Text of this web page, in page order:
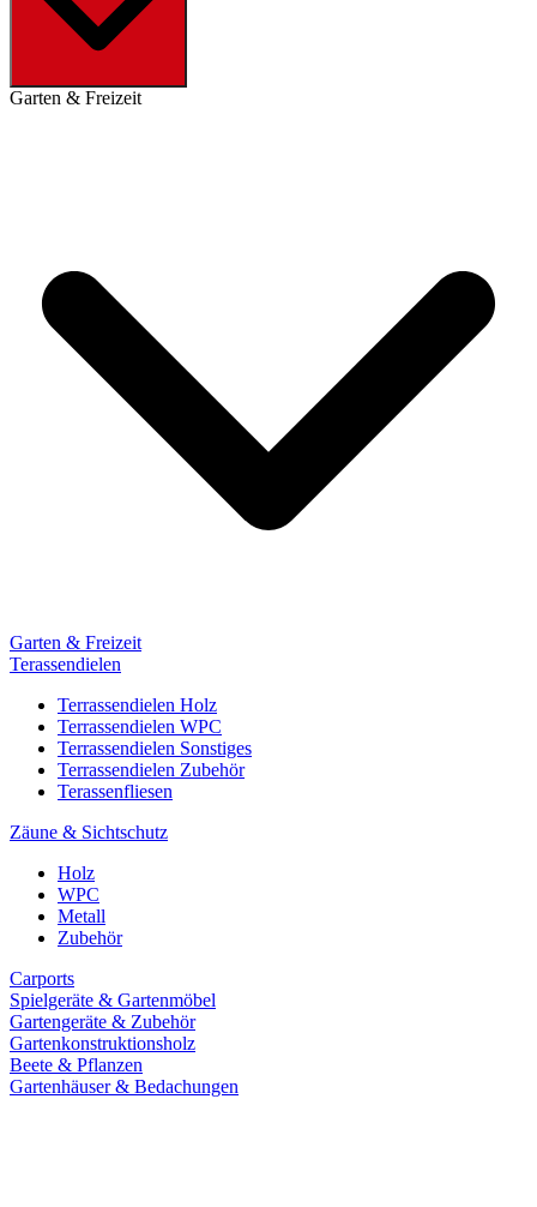
Garten & Freizeit
Garten & Freizeit
Terassendielen
Terrassendielen Holz
Terrassendielen WPC
Terrassendielen Sonstiges
Terrassendielen Zubehör
Terassenfliesen
Zäune & Sichtschutz
Holz
WPC
Metall
Zubehör
Carports
Spielgeräte & Gartenmöbel
Gartengeräte & Zubehör
Gartenkonstruktionsholz
Beete & Pflanzen
Gartenhäuser & Bedachungen